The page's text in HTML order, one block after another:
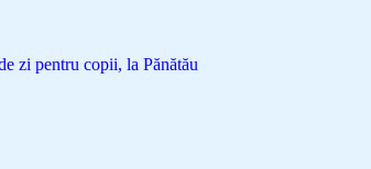
zi pentru copii, la Pănătău